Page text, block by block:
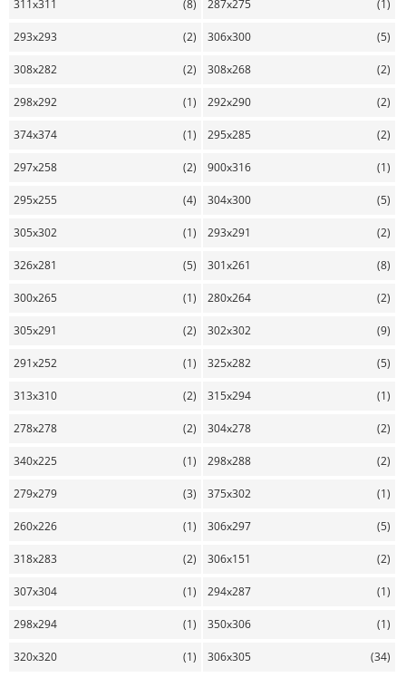
311x311 (8) 287x275 (1)
293x293 (2) 306x300 (5)
308x282 (2) 308x268 (2)
298x292 (1) 292x290 (2)
374x374 (1) 295x285 (2)
297x258 (2) 900x316 (1)
295x255 (4) 304x300 (5)
305x302 (1) 293x291 (2)
326x281 (5) 301x261 (8)
300x265 (1) 280x264 (2)
305x291 (2) 302x302 (9)
291x252 (1) 325x282 (5)
313x310 (2) 315x294 (1)
278x278 (2) 304x278 (2)
340x225 (1) 298x288 (2)
279x279 (3) 375x302 (1)
260x226 (1) 306x297 (5)
318x283 (2) 306x151 (2)
307x304 (1) 294x287 (1)
298x294 (1) 350x306 (1)
320x320 (1) 306x305 (34)